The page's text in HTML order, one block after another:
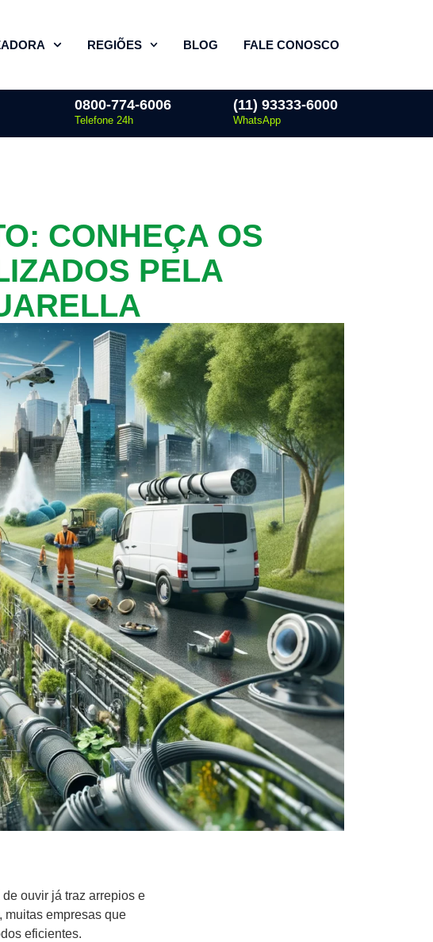
REGIÕES BLOG FALE CONOSCO
0800-774-6006
Telefone 24h
(11) 93333-6000
WhatsApp
CONHEÇA OS
PELA
ouvir já traz arrepios e
muitas empresas que
eficientes.